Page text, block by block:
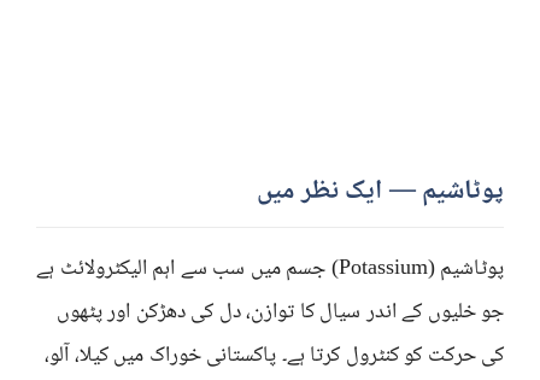
پوٹاشیم — ایک نظر میں
پوٹاشیم (Potassium) جسم میں سب سے اہم الیکٹرولائٹ ہے
جو خلیوں کے اندر سیال کا توازن، دل کی دھڑکن اور پٹھوں
کی حرکت کو کنٹرول کرتا ہے۔ پاکستانی خوراک میں کیلا، آلو،